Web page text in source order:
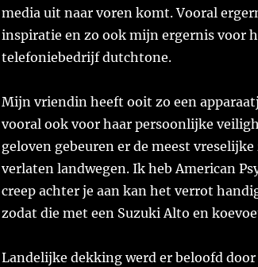
media uit naar voren komt. Vooral
inspiratie en zo ook mijn ergernis voor
telefoniebedrijf dutchtone.
Mijn vriendin heeft ooit zo een
vooral ook voor haar persoonlijke
geloven gebeuren er de meest
verlaten landwegen. Ik heb American
creep achter je aan kan het verrot
zodat die met een Suzuki Alto en
Landelijke dekking werd er beloofd